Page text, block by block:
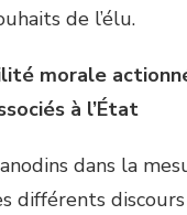
de l’élu.
morale
à l’État
dans la
différents